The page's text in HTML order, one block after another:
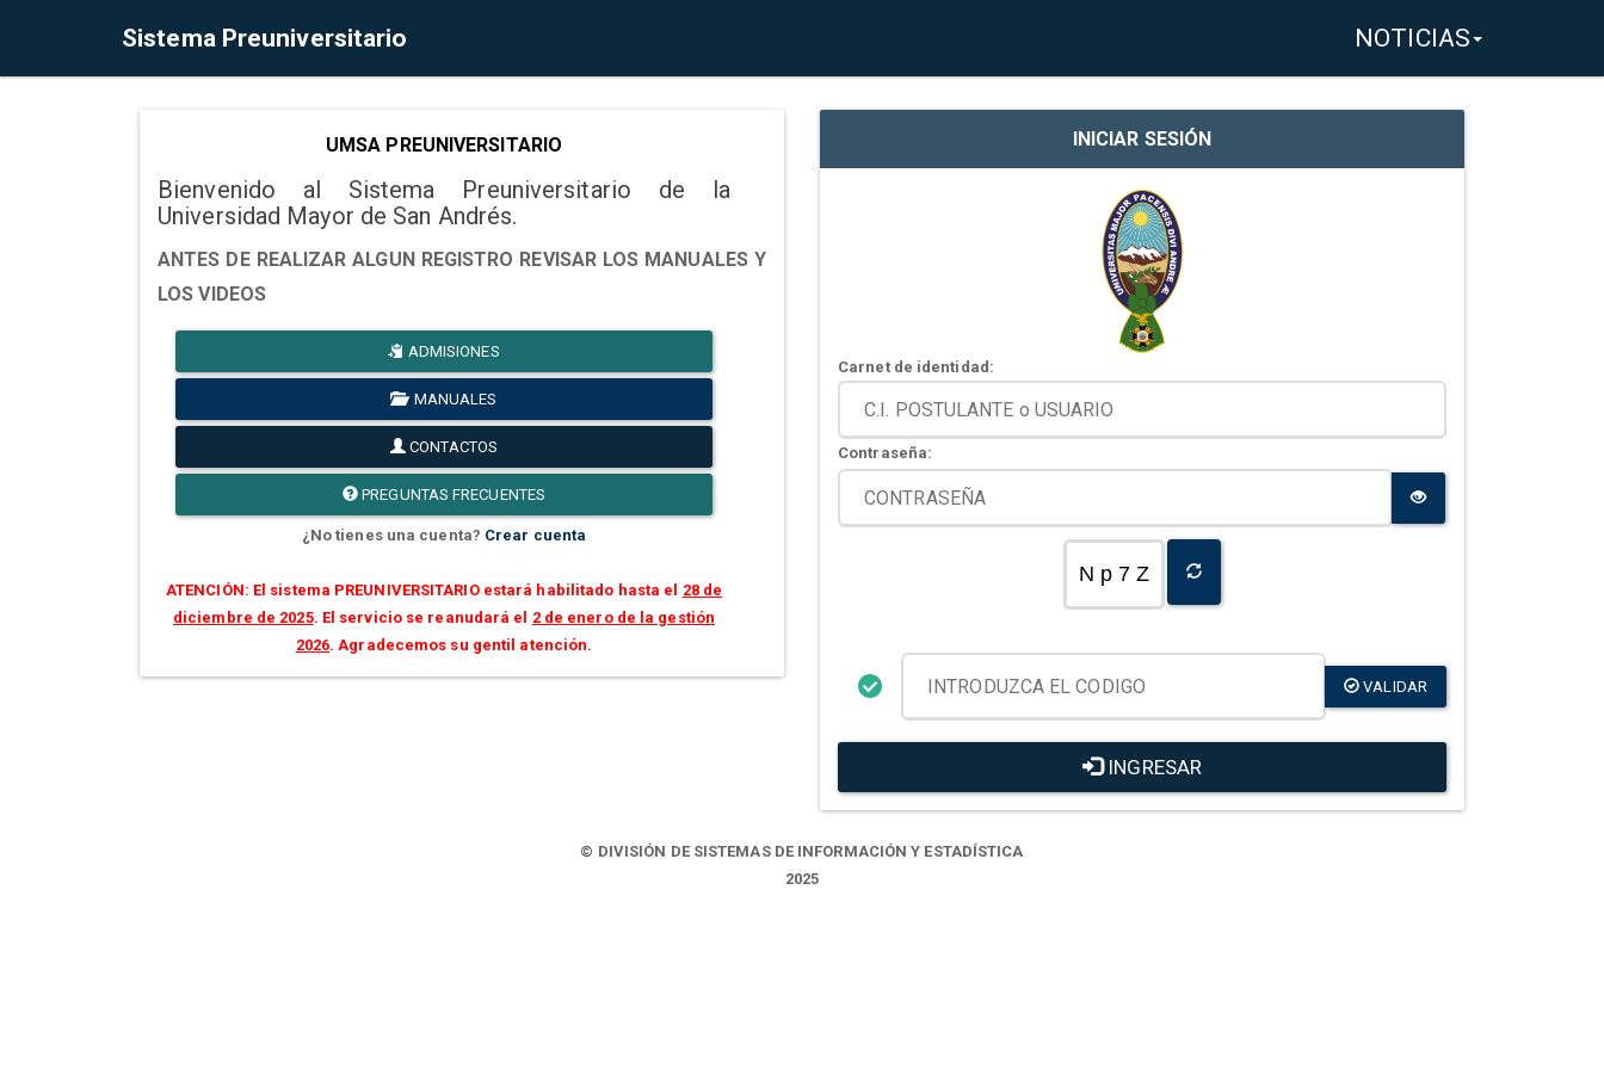
Sistema Preuniversitario NOTICIAS
UMSA PREUNIVERSITARIO
Bienvenido al Sistema Preuniversitario de la
Universidad Mayor de San Andrés.
ANTES DE REALIZAR ALGUN REGISTRO REVISAR LOS MANUALES Y
LOS VIDEOS
ADMISIONES
MANUALES
CONTACTOS
PREGUNTAS FRECUENTES
¿No tienes una cuenta? Crear cuenta
ATENCIÓN: El sistema PREUNIVERSITARIO estará habilitado hasta el 28 de
diciembre de 2025. El servicio se reanudará el 2 de enero de la gestión
2026. Agradecemos su gentil atención.
INICIAR SESIÓN
Carnet de identidad:
Contraseña:
N p 7 Z
VALIDAR
INGRESAR
© DIVISIÓN DE SISTEMAS DE INFORMACIÓN Y ESTADÍSTICA
2025